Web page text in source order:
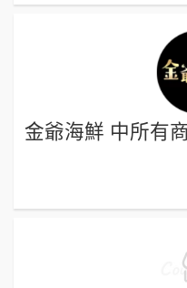
金爺海鮮 中所有